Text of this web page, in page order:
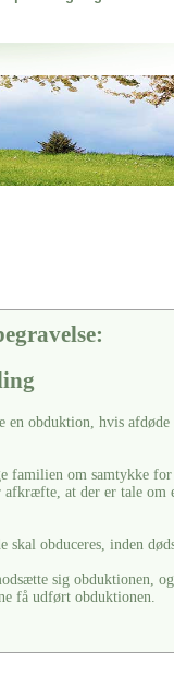
når det gælder
en obduktion, hvis
familien om samtykke
afkræfte, at der er tale om
skal obduceres, inden
sig obduktionen,
få udført obduktionen.